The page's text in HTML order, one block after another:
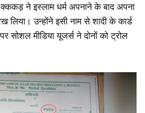
क्ककड़ ने इस्लाम धर्म अपनाने के बाद अपना
लिया। उन्होंने इसी नाम से शादी के कार्ड
सोशल मीडिया यूजर्स ने दोनों को ट्रोल